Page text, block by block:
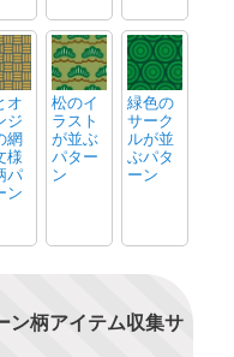
オ
ジ
網
様
パ
ン
松のイ
ラスト
が並ぶ
パター
ン
緑色の
サーク
ルが並
ぶパタ
ーン
ン柄アイテム収集サ